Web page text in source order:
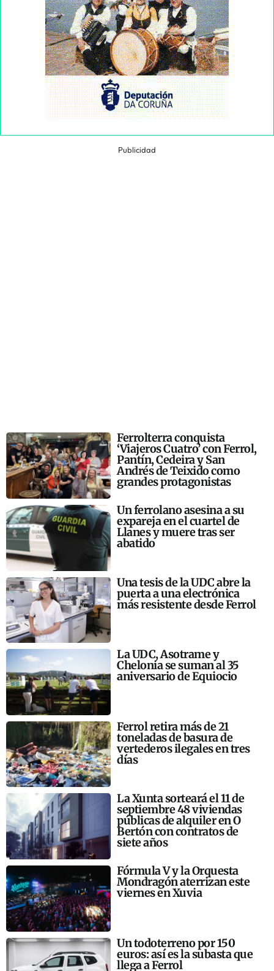
Publicidad
Ferrolterra conquista
‘Viajeros Cuatro’ con Ferrol,
Pantín, Cedeira y San
Andrés de Teixido como
grandes protagonistas
Un ferrolano asesina a su
expareja en el cuartel de
Llanes y muere tras ser
abatido
Una tesis de la UDC abre la
puerta a una electrónica
más resistente desde Ferrol
La UDC, Asotrame y
Chelonia se suman al 35
aniversario de Equiocio
Ferrol retira más de 21
toneladas de basura de
vertederos ilegales en tres
días
La Xunta sorteará el 11 de
septiembre 48 viviendas
públicas de alquiler en O
Bertón con contratos de
siete años
Fórmula V y la Orquesta
Mondragón aterrizan este
viernes en Xuvia
Un todoterreno por 150
euros: así es la subasta que
llega a Ferrol